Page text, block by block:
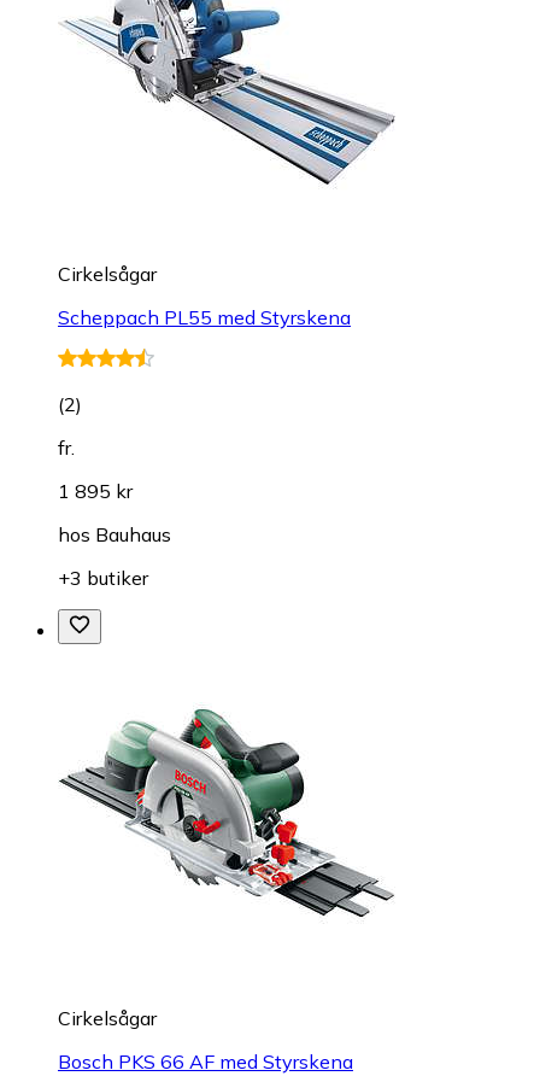
Cirkelsågar
Scheppach PL55 med Styrskena
(2)
fr.
1 895 kr
hos Bauhaus
+3 butiker
Cirkelsågar
Bosch PKS 66 AF med Styrskena